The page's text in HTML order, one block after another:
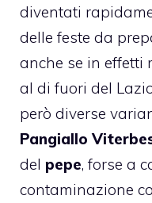
diventati
delle feste da
anche se in effetti
al di fuori del
però diverse
Pangiallo
del pepe, forse a
contaminazione